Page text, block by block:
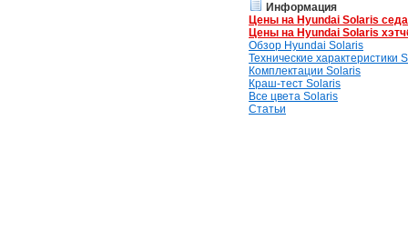
Информация
Цены на Hyundai Solaris
Цены на Hyundai Solaris
Обзор Hyundai Solaris
Технические характеристики
Комплектации Solaris
Краш-тест Solaris
Все цвета Solaris
Статьи